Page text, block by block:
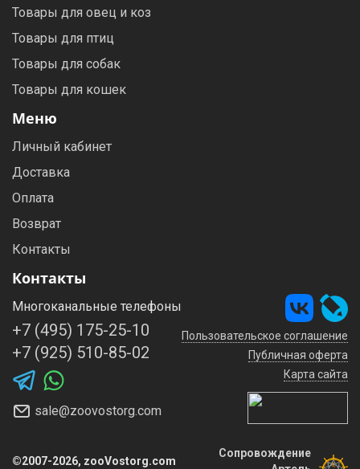
Товары для овец и коз
Товары для птиц
Товары для собак
Товары для кошек
Меню
Личный кабинет
Доставка
Оплата
Возврат
Контакты
Контакты
Многоканальные телефоны
+7 (495) 175-25-10
+7 (925) 510-85-02
sale@zoovostorg.com
Пользовательское соглашение
Публичная оферта
Карта сайта
©2007-2026, zooVostorg.com
Сопровождение